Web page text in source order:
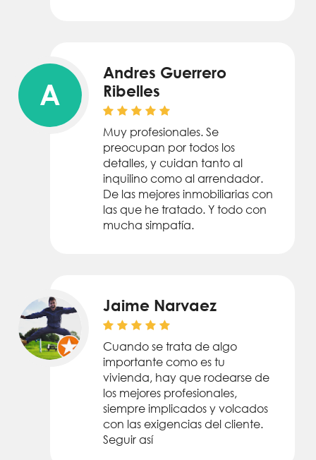
A
Andres Guerrero
Ribelles
Muy profesionales. Se
preocupan por todos los
detalles, y cuidan tanto al
inquilino como al arrendador.
De las mejores inmobiliarias con
las que he tratado. Y todo con
mucha simpatía.
Jaime Narvaez
Cuando se trata de algo
importante como es tu
vivienda, hay que rodearse de
los mejores profesionales,
siempre implicados y volcados
con las exigencias del cliente.
Seguir así